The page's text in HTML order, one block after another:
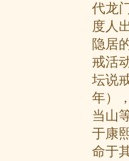
代龙
度人
隐居
戒活
坛说
年）
当山
于康
命于